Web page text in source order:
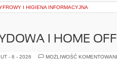
I HIGIENA INFORMACYJNA
I HOME
- 6 - 2026 MOŻLIWOŚĆ